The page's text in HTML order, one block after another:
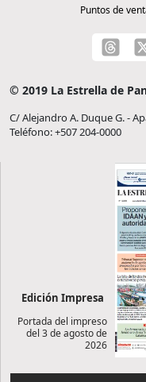
Puntos de
© 2019 La Estrella de
C/ Alejandro A. Duque G. -
Teléfono: +507 204-0000
Edición Impresa
Portada del impreso
del 3 de agosto de
2026